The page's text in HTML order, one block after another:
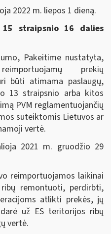
2022 m. liepos 1 dieną.
straipsnio 16 dalies
Pakeitime nustatyta,
prekių
būti atimama paslaugų,
13 straipsnio arba kitos
PVM reglamentuojančių
suteiktomis Lietuvos ar
vertė.
2021 m. gruodžio 29
reimportuojamos laikinai
remontuoti, perdirbti,
atlikti prekės, jų
už ES teritorijos ribų
vertė.